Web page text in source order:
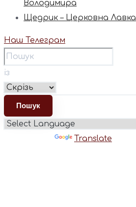
Володимира
Щедрик – Церковна Лавка
Наш Телеграм
із
Translate